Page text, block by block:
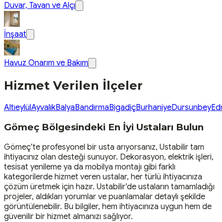
Duvar, Tavan ve Alçı
İnşaat
Havuz Onarım ve Bakım
Hizmet Verilen İlçeler
AltıeylülAyvalıkBalyaBandırmaBigadiçBurhaniyeDursunbey
Gömeç Bölgesindeki En İyi Ustaları Bulun
Gömeç’te profesyonel bir usta arıyorsanız, Ustabilir tam
ihtiyacınız olan desteği sunuyor. Dekorasyon, elektrik işleri,
tesisat yenileme ya da mobilya montajı gibi farklı
kategorilerde hizmet veren ustalar, her türlü ihtiyacınıza
çözüm üretmek için hazır. Ustabilir’de ustaların tamamladığı
projeler, aldıkları yorumlar ve puanlamalar detaylı şekilde
görüntülenebilir. Bu bilgiler, hem ihtiyacınıza uygun hem de
güvenilir bir hizmet almanızı sağlıyor.